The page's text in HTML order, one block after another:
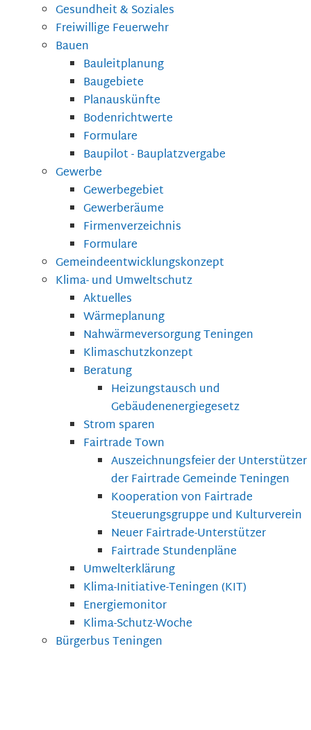
Gesundheit & Soziales
Freiwillige Feuerwehr
Bauen
Bauleitplanung
Baugebiete
Planauskünfte
Bodenrichtwerte
Formulare
Baupilot - Bauplatzvergabe
Gewerbe
Gewerbegebiet
Gewerberäume
Firmenverzeichnis
Formulare
Gemeindeentwicklungskonzept
Klima- und Umweltschutz
Aktuelles
Wärmeplanung
Nahwärmeversorgung Teningen
Klimaschutzkonzept
Beratung
Heizungstausch und
Gebäudenenergiegesetz
Strom sparen
Fairtrade Town
Auszeichnungsfeier der Unterstützer
der Fairtrade Gemeinde Teningen
Kooperation von Fairtrade
Steuerungsgruppe und Kulturverein
Neuer Fairtrade-Unterstützer
Fairtrade Stundenpläne
Umwelterklärung
Klima-Initiative-Teningen (KIT)
Energiemonitor
Klima-Schutz-Woche
Bürgerbus Teningen